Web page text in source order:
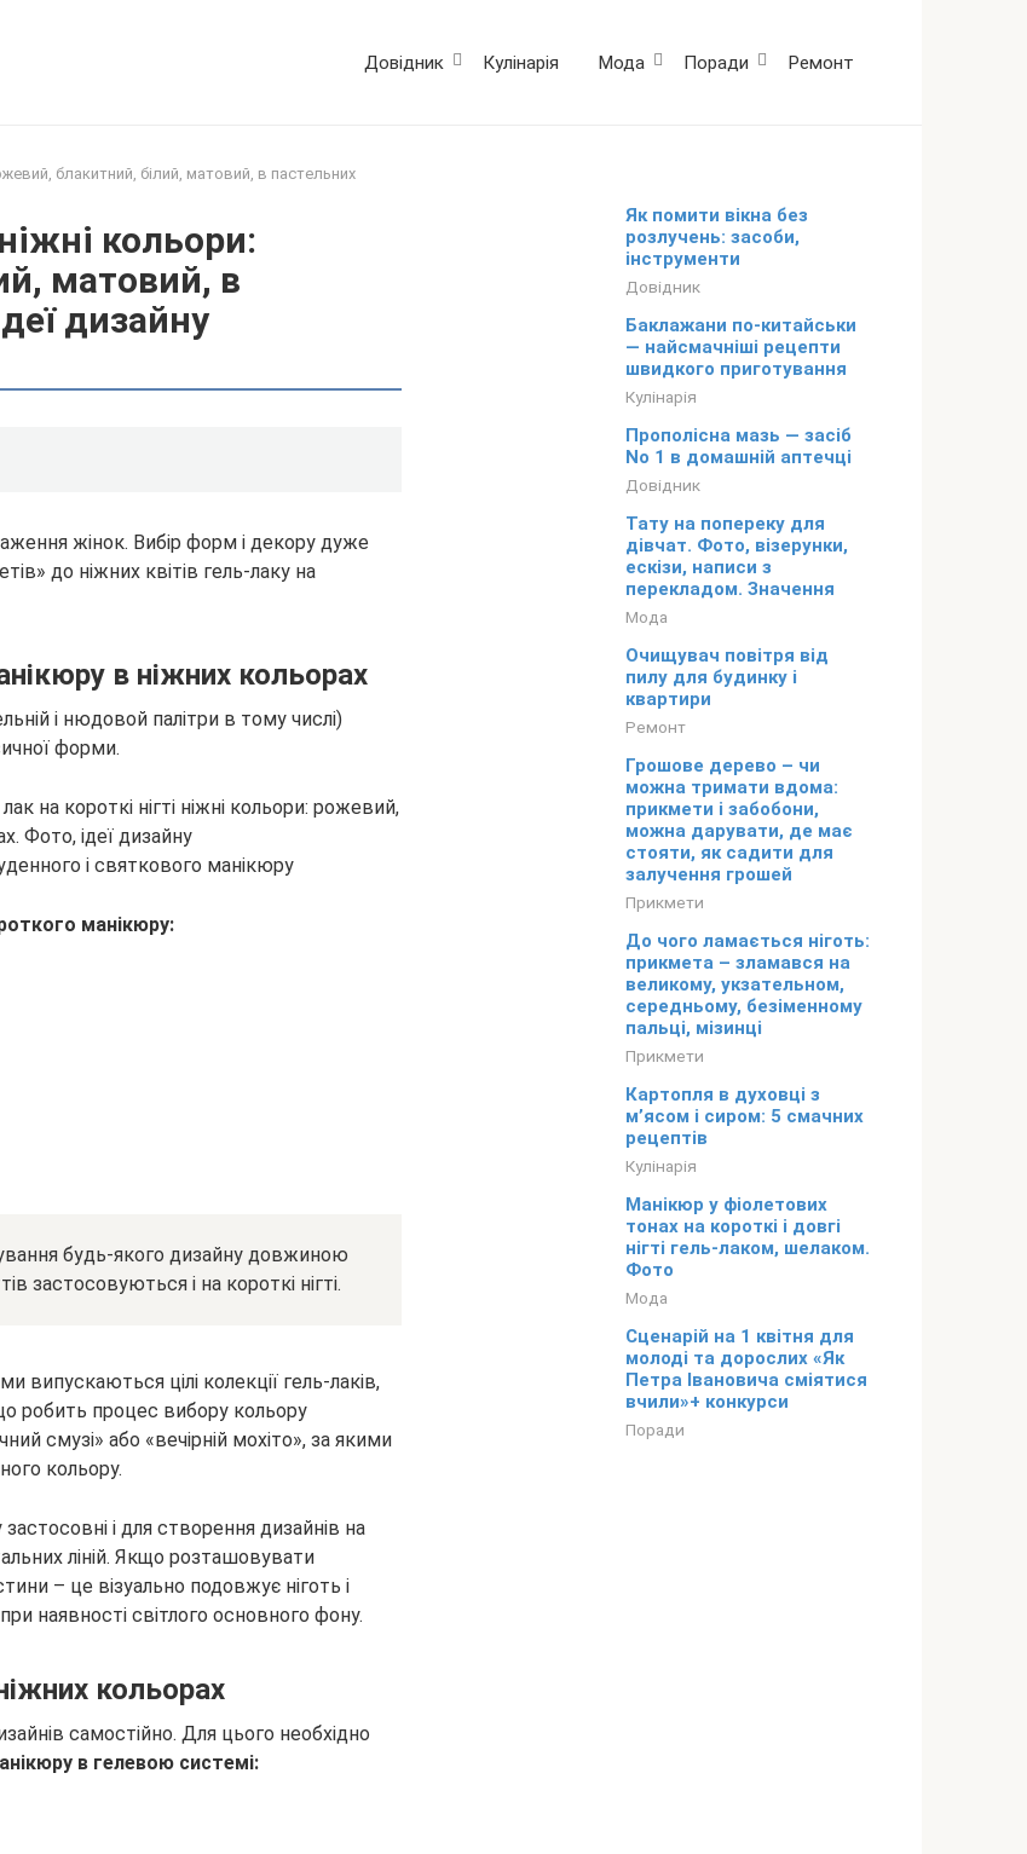
Довідник Кулінарія Мода Поради Ремонт
блакитний, білий, матовий, в пастельних
кольори:
матовий, в
дизайну
жінок. Вибір форм і декору дуже
до ніжних квітів гель-лаку на
в ніжних кольорах
і нюдовой палітри в тому числі)
форми.
і святкового манікюру
манікюру:
будь-якого дизайну довжиною
застосовуються і на короткі нігті.
цілі колекції гель-лаків,
робить процес вибору кольору
смузі» або «вечірній мохіто», за якими
кольору.
і для створення дизайнів на
ліній. Якщо розташовувати
– це візуально подовжує ніготь і
наявності світлого основного фону.
кольорах
самостійно. Для цього необхідно
в гелевою системі:
Як помити вікна без
розлучень: засоби,
інструменти
Довідник
Баклажани по-китайськи
— найсмачніші рецепти
швидкого приготування
Кулінарія
Прополісна мазь — засіб
No 1 в домашній аптечці
Довідник
Тату на попереку для
дівчат. Фото, візерунки,
ескізи, написи з
перекладом. Значення
Мода
Очищувач повітря від
пилу для будинку і
квартири
Ремонт
Грошове дерево – чи
можна тримати вдома:
прикмети і забобони,
можна дарувати, де має
стояти, як садити для
залучення грошей
Прикмети
До чого ламається ніготь:
прикмета – зламався на
великому, укзательном,
середньому, безіменному
пальці, мізинці
Прикмети
Картопля в духовці з
м’ясом і сиром: 5 смачних
рецептів
Кулінарія
Манікюр у фіолетових
тонах на короткі і довгі
нігті гель-лаком, шелаком.
Фото
Мода
Сценарій на 1 квітня для
молоді та дорослих «Як
Петра Івановича сміятися
вчили»+ конкурси
Поради